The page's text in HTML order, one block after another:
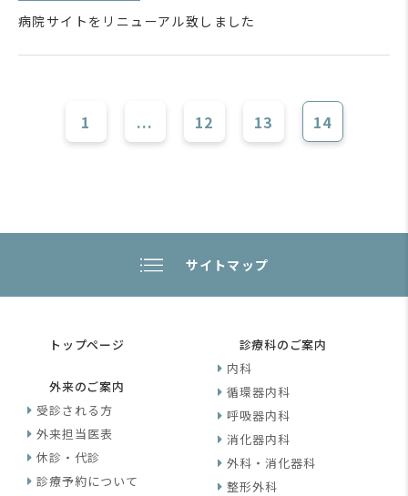
病院サイトをリニューアル致しました
1 ... 12 13 14
サイトマップ
トップページ
外来のご案内
受診される方
外来担当医表
休診・代診
診療予約について
診療科のご案内
内科
循環器内科
呼吸器内科
消化器内科
外科・消化器科
整形外科